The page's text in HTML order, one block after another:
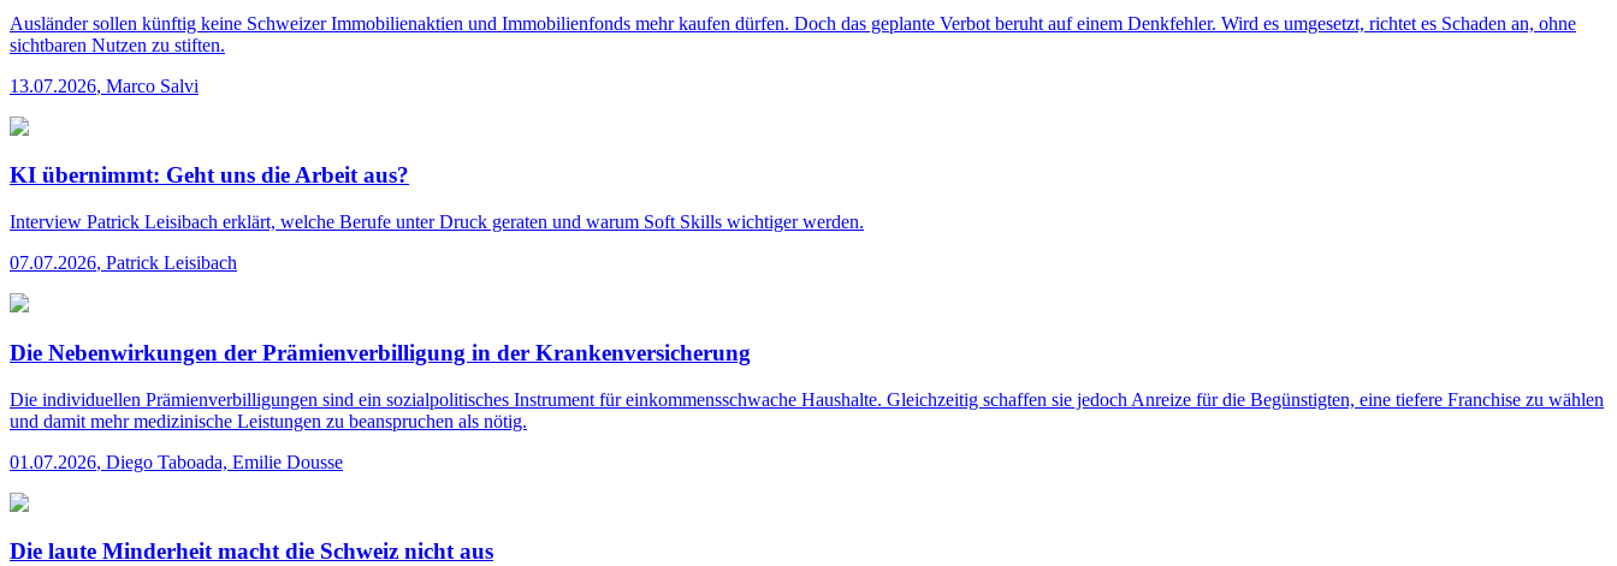
Ausländer sollen künftig keine Schweizer Immobilienaktien und Immobilienfonds mehr kaufen dürfen. Doch das geplante Verbot beruht auf einem Denkfehler. Wird es umgesetzt, richtet es Schaden an, ohne
sichtbaren Nutzen zu stiften.
13.07.2026, Marco Salvi
KI übernimmt: Geht uns die Arbeit aus?
Interview Patrick Leisibach erklärt, welche Berufe unter Druck geraten und warum Soft Skills wichtiger werden.
07.07.2026, Patrick Leisibach
Die Nebenwirkungen der Prämienverbilligung in der Krankenversicherung
Die individuellen Prämienverbilligungen sind ein sozialpolitisches Instrument für einkommensschwache Haushalte. Gleichzeitig schaffen sie jedoch Anreize für die Begünstigten, eine tiefere Franchise zu wählen
und damit mehr medizinische Leistungen zu beanspruchen als nötig.
01.07.2026, Diego Taboada, Emilie Dousse
Die laute Minderheit macht die Schweiz nicht aus